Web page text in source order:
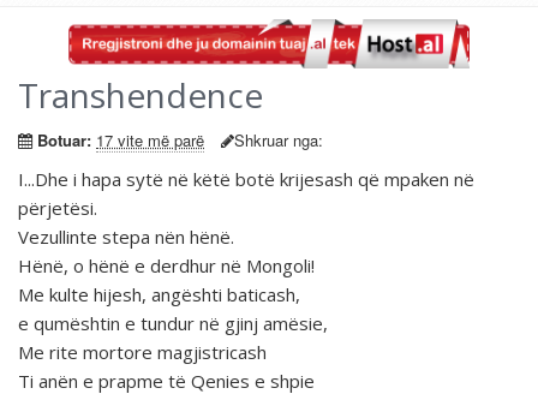
Transhendence
Botuar: 17 vite më parë Shkruar nga:
I...Dhe i hapa sytë në këtë botë krijesash që mpaken në
përjetësi.
Vezullinte stepa nën hënë.
Hënë, o hënë e derdhur në Mongoli!
Me kulte hijesh, angështi baticash,
e qumështin e tundur në gjinj amësie,
Me rite mortore magjistricash
Ti anën e prapme të Qenies e shpie